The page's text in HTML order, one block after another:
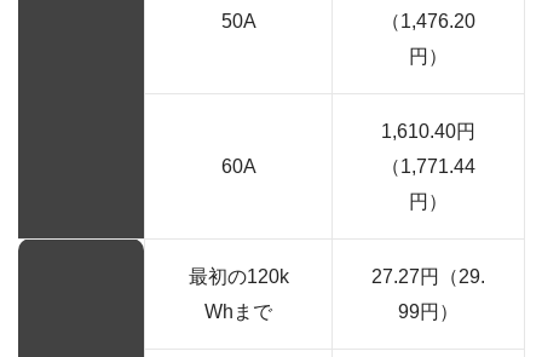
50A
（1,476.20
円）
60A
1,610.40円
（1,771.44
円）
最初の120k
Whまで
27.27円（29.
99円）